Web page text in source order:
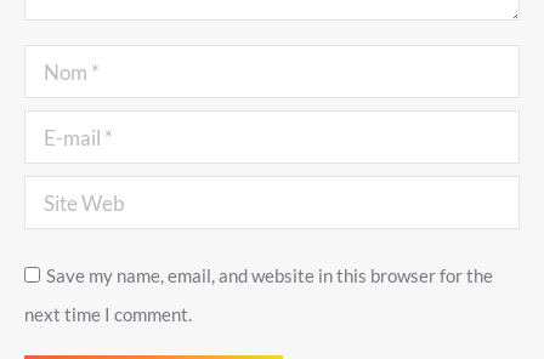
Nom *
E-mail *
Site Web
Save my name, email, and website in this browser for the
next time I comment.